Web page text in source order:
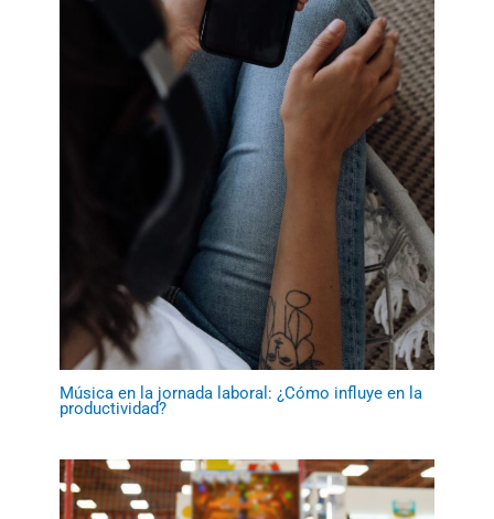
Música en la jornada laboral: ¿Cómo influye en la
productividad?